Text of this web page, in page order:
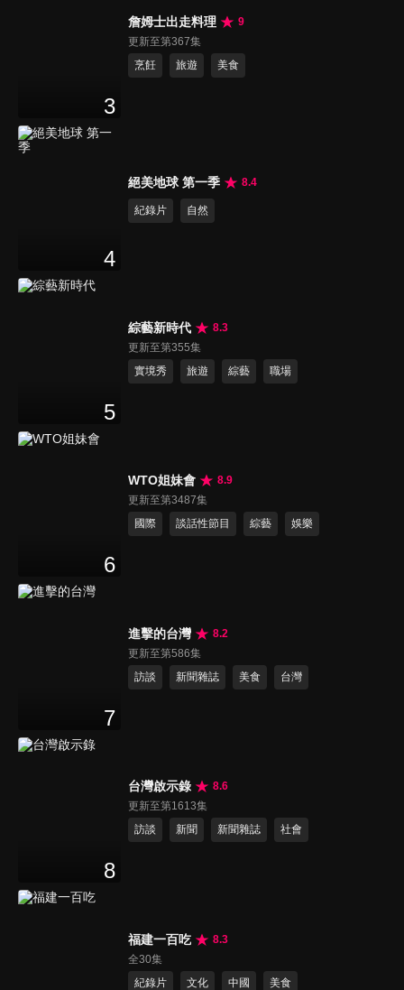
3
詹姆士出走料理
9
更新至第367集
烹飪
旅遊 美食
4
絕美地球 第一季 8.4
紀錄片 自然
5
綜藝新時代
8.3
更新至第355集
實境秀
旅遊 綜藝 職場
6
WTO姐妹會
8.9
更新至第3487集
國際
談話性節目 綜藝 娛樂
7
進擊的台灣
8.2
更新至第586集
訪談
新聞雜誌 美食 台灣
8
台灣啟示錄
8.6
更新至第1613集
訪談
新聞 新聞雜誌 社會
福建一百吃
8.3
全30集
紀錄片
文化 中國 美食